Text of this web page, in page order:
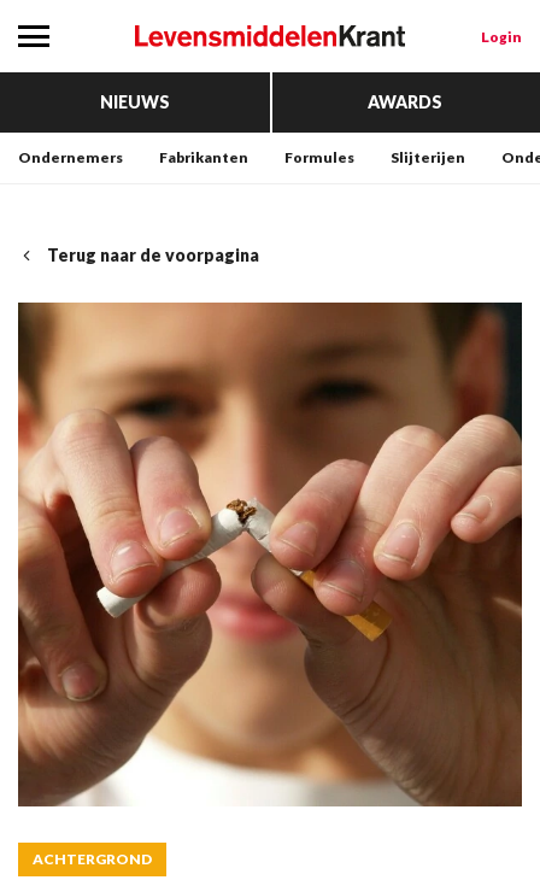
Login
NIEUWS AWARDS
Ondernemers Fabrikanten Formules Slijterijen
Terug naar de voorpagina
ACHTERGROND